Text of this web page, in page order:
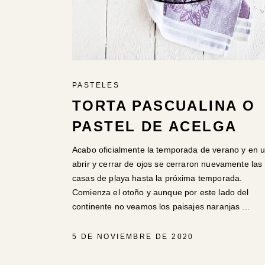
PASTELES
TORTA PASCUALINA O
PASTEL DE ACELGA
Acabo oficialmente la temporada de verano y en
abrir y cerrar de ojos se cerraron nuevamente las
casas de playa hasta la próxima temporada.
Comienza el otoño y aunque por este lado del
continente no veamos los paisajes naranjas
5 DE NOVIEMBRE DE 2020